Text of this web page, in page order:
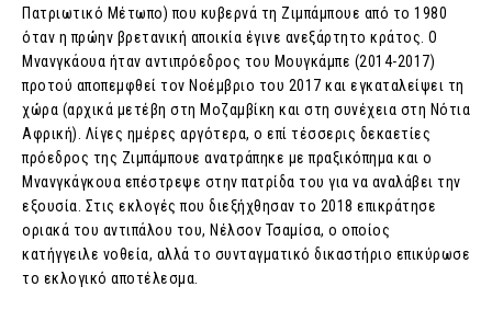
Πατριωτικό Μέτωπο) που κυβερνά τη Ζιμπάμπουε από το 1980
όταν η πρώην βρετανική αποικία έγινε ανεξάρτητο κράτος. Ο
Μνανγκάουα ήταν αντιπρόεδρος του Μουγκάμπε (2014-2017)
προτού αποπεμφθεί τον Νοέμβριο του 2017 και εγκαταλείψει τη
χώρα (αρχικά μετέβη στη Μοζαμβίκη και στη συνέχεια στη Νότια
Αφρική). Λίγες ημέρες αργότερα, ο επί τέσσερις δεκαετίες
πρόεδρος της Ζιμπάμπουε ανατράπηκε με πραξικόπημα και ο
Μνανγκάγκουα επέστρεψε στην πατρίδα του για να αναλάβει την
εξουσία. Στις εκλογές που διεξήχθησαν το 2018 επικράτησε
οριακά του αντιπάλου του, Νέλσον Τσαμίσα, ο οποίος
κατήγγειλε νοθεία, αλλά το συνταγματικό δικαστήριο επικύρωσε
το εκλογικό αποτέλεσμα.